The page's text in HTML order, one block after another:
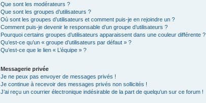
Que sont les modérateurs ?
Que sont les groupes d’utilisateurs ?
Où sont les groupes d’utilisateurs et comment puis-je en rejoindre un ?
Comment puis-je devenir le responsable d’un groupe d’utilisateurs ?
Pourquoi certains groupes d’utilisateurs apparaissent dans une couleur différente ?
Qu’est-ce qu’un « groupe d’utilisateurs par défaut » ?
Qu’est-ce que le lien « L’équipe » ?
Messagerie privée
Je ne peux pas envoyer de messages privés !
Je continue à recevoir des messages privés non sollicités !
J’ai reçu un courrier électronique indésirable de la part de quelqu’un sur ce forum !